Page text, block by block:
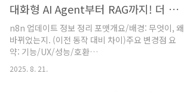
호출, 프롬프트, 메모리(State), 도구 선택, 재시도,
피드백 루프 등예: LangChain, Semantic
Kernel, ADK, MCP 기반 툴 호출도구/시스템 연동
레이어실제 일을 하는 영역: DB, Vault,
Kubernetes, Wazuh, SIEM, 사내 API, n8n 워크
플로우 등보안/운영 거버넌스 레이어인증/인가, 로
대화형 AI Agent부터 RAG까지! 더 똑똑해진 n8n으로 확장하는 AI 자동화
n8n 업데이트 정보 정리 포맷개요/배경: 무엇이, 왜
바뀌었는지. (이전 동작 대비 차이)주요 변경점 요
약: 기능/UX/성능/호환
드: 권한/자격증명/네트워크/로그·감사 항목/우회
2025. 8. 21.